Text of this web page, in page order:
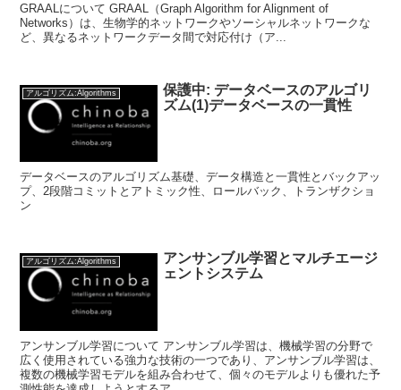
GRAALについて GRAAL（Graph Algorithm for Alignment of
Networks）は、生物学的ネットワークやソーシャルネットワークな
ど、異なるネットワークデータ間で対応付け（ア...
アルゴリズム:Algorithms
保護中: データベースのアルゴリ
ズム(1)データベースの一貫性
データベースのアルゴリズム基礎、データ構造と一貫性とバックアッ
プ、2段階コミットとアトミック性、ロールバック、トランザクショ
ン
アルゴリズム:Algorithms
アンサンブル学習とマルチエージ
ェントシステム
アンサンブル学習について アンサンブル学習は、機械学習の分野で
広く使用されている強力な技術の一つであり、アンサンブル学習は、
複数の機械学習モデルを組み合わせて、個々のモデルよりも優れた予